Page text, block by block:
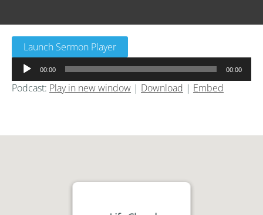
Launch Sermon Player
声
プ
ヤ
00:00 00:00
Podcast: Play in new window | Download | Embed